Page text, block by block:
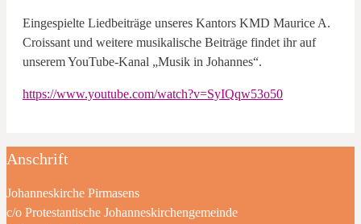
Eingespielte Liedbeiträge unseres Kantors KMD Maurice A.
Croissant und weitere musikalische Beiträge findet ihr auf
unserem YouTube-Kanal „Musik in Johannes“.
https://www.youtube.com/watch?v=SyIQqw53o50
Anschrift
Johanneskirche Pirmasens
c/o Protestantische Johanneskirchengemeinde